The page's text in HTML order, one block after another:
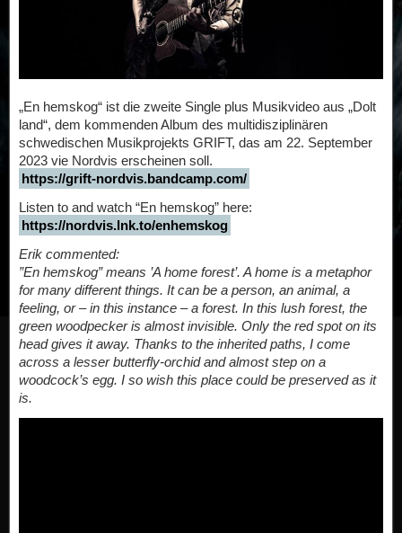
„En hemskog“ ist die zweite Single plus Musikvideo aus „Dolt
land“, dem kommenden Album des multidisziplinären
schwedischen Musikprojekts GRIFT, das am 22. September
2023 vie Nordvis erscheinen soll.
https://grift-nordvis.bandcamp.com/
Listen to and watch “En hemskog” here:
https://nordvis.lnk.to/enhemskog
Erik commented:
”En hemskog” means ’A home forest’. A home is a metaphor
for many different things. It can be a person, an animal, a
feeling, or – in this instance – a forest. In this lush forest, the
green woodpecker is almost invisible. Only the red spot on its
head gives it away. Thanks to the inherited paths, I come
across a lesser butterfly-orchid and almost step on a
woodcock’s egg. I so wish this place could be preserved as it
is.